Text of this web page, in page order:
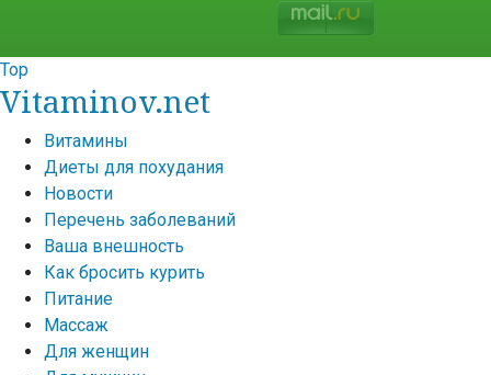
Top
Vitaminov.net
Витамины
Диеты для похудания
Новости
Перечень заболеваний
Ваша внешность
Как бросить курить
Питание
Массаж
Для женщин